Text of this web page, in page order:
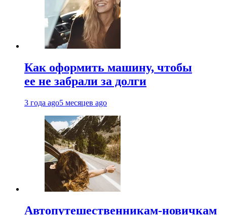
Как оформить машину, чтобы
ее не забрали за долги
3 года ago5 месяцев ago
Автопутешественникам-новичкам